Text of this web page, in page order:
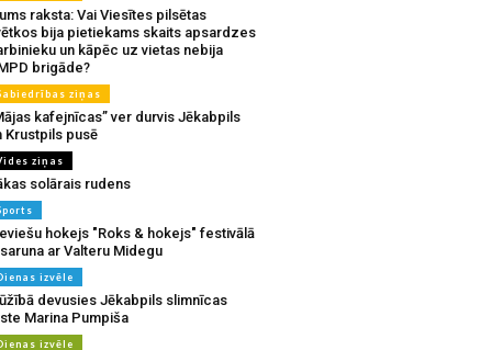
raksta: Vai Viesītes pilsētas
bija pietiekams skaits apsardzes
un kāpēc uz vietas nebija
brigāde?
ziņas
kafejnīcas” ver durvis Jēkabpils
Krustpils pusē
ziņas
solārais rudens
hokejs "Roks & hokejs" festivālā
ar Valteru Midegu
izvēle
devusies Jēkabpils slimnīcas
Marina Pumpiša
izvēle